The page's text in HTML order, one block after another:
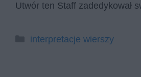
Utwór ten Staff zadedykował
Kategorie
interpretacje wierszy